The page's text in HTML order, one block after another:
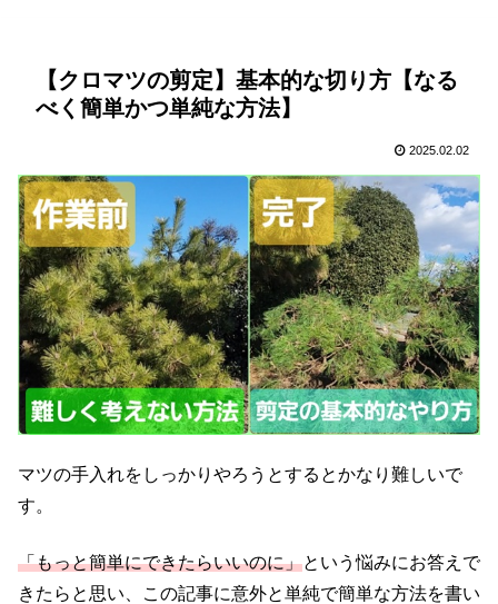
【クロマツの剪定】基本的な切り方【なる
べく簡単かつ単純な方法】
2025.02.02
マツの手入れをしっかりやろうとするとかなり難しいで
す。
「もっと簡単にできたらいいのに」という悩みにお答えで
きたらと思い、この記事に意外と単純で簡単な方法を書い